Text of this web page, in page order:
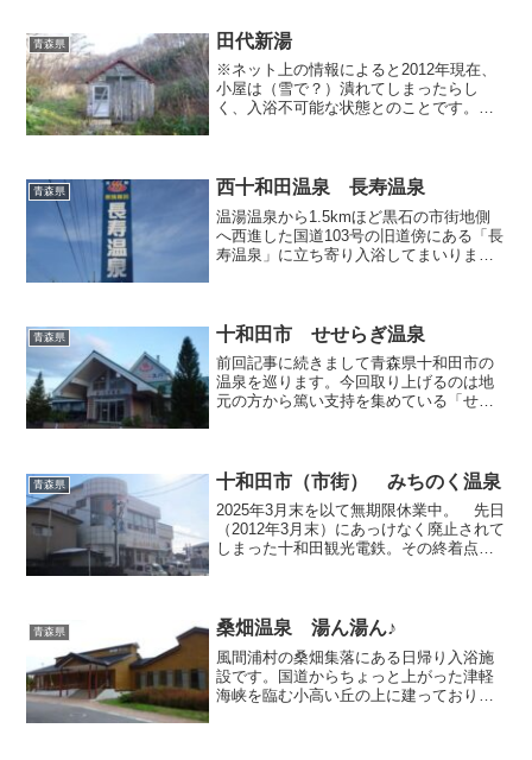
なんですね。建物がボ...
青森県 田代新湯
※ネット上の情報によると2012年現在、
小屋は（雪で？）潰れてしまったらし
く、入浴不可能な状態とのことです。青
上に多くの情報が提供され...
青森県 西十和田温泉 長寿温泉
温湯温泉から1.5kmほど黒石の市街地側
へ西進した国道103号の旧道傍にある「長
寿温泉」に立ち寄り入浴してまいりまし
ます。こちらは温...
青森県 十和田市 せせらぎ温泉
前回記事に続きまして青森県十和田市の
温泉を巡ります。今回取り上げるのは地
元の方から篤い支持を集めている「せせ
問した時には「撮影禁止」...
青森県 十和田市（市街） みちのく温泉
2025年3月末を以て無期限休業中。 先日
（2012年3月末）にあっけなく廃止されて
しまった十和田観光電鉄。その終着点で
に広範囲を示...
青森県 桑畑温泉 湯ん湯ん♪
風間浦村の桑畑集落にある日帰り入浴施
設です。国道からちょっと上がった津軽
海峡を臨む小高い丘の上に建っており、